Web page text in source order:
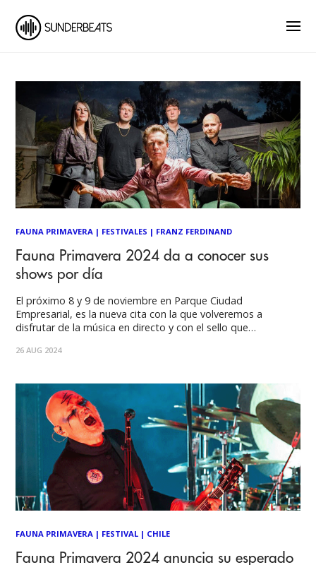
FAUNA PRIMAVERA | FESTIVALES | FRANZ FERDINAND
Fauna Primavera 2024 da a conocer sus
shows por día
El próximo 8 y 9 de noviembre en Parque Ciudad
Empresarial, es la nueva cita con la que volveremos a
disfrutar de la música en directo y con el sello que
clásicos y de culto de la música indie, reuniendo también en
26 AUG 2024
FAUNA PRIMAVERA | FESTIVAL | CHILE
Fauna Primavera 2024 anuncia su esperado